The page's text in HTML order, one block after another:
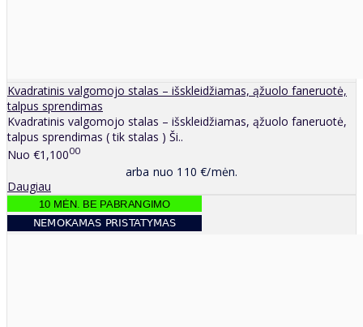
Kvadratinis valgomojo stalas – išskleidžiamas, ąžuolo faneruotė,
talpus sprendimas
Kvadratinis valgomojo stalas – išskleidžiamas, ąžuolo faneruotė,
talpus sprendimas ( tik stalas ) Ši..
Nuo €1,10000
arba nuo 110 €/mėn.
Daugiau